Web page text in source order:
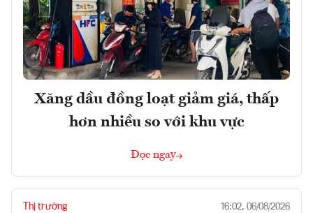
Xăng dầu đồng loạt giảm giá, thấp
hơn nhiều so với khu vực
Đọc ngay
Thị trường 16:02, 06/08/2026